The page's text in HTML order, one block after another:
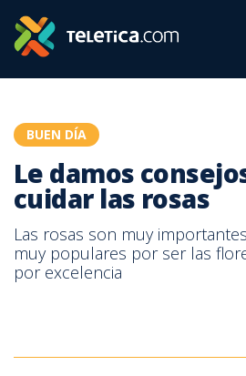
BUEN DÍA
Le damos
cuidar las rosas
Las rosas son muy
muy populares por ser las
por excelencia